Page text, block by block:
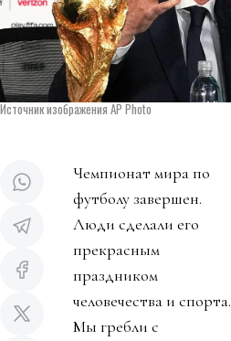
Источник изображения AP Photo
Чемпионат мира по
футболу завершен.
Люди сделали его
прекрасным
праздником
человечества и спорта.
Мы гребли с